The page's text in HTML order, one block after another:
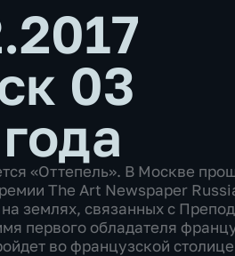
03
«Оттепель». В Москве
The Art Newspaper
землях, связанных с
первого обладателя
во французской